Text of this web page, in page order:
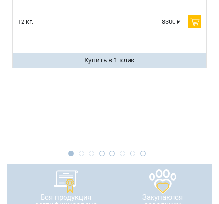
12 кг. 8300 ₽
Купить в 1 клик
Вся продукция
Закупаются